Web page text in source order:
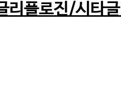
플로진/시타